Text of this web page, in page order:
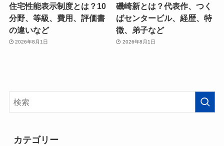
住宅性能表示制度とは？10
分野、等級、費用、評価書
の違いなど
2026年8月1日
磯崎新とは？代表作、つく
ばセンタービル、経歴、特
徴、弟子など
2026年8月1日
カテゴリー